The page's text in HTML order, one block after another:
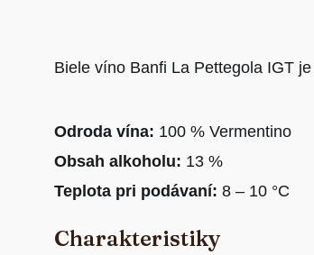
Biele víno Banfi La Pettegola IGT
Odroda vína: 100 % Vermentino
Obsah alkoholu: 13 %
Teplota pri podávaní: 8 – 10 °C
Charakteristiky